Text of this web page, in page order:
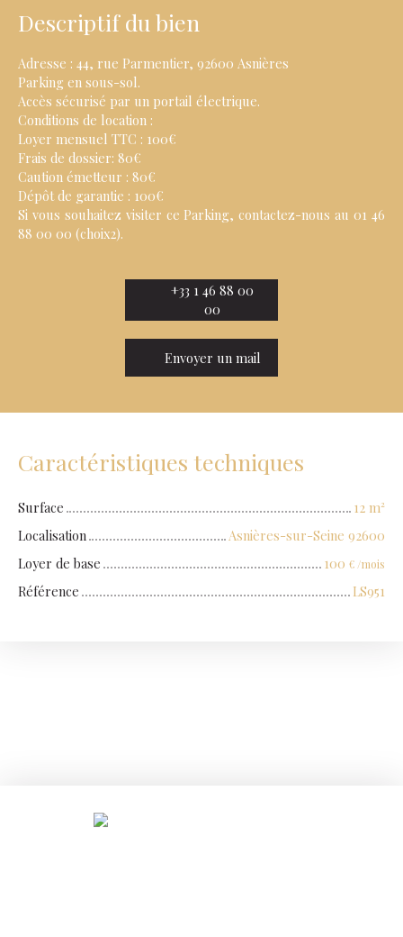
Descriptif du bien
Adresse : 44, rue Parmentier, 92600 Asnières
Parking en sous-sol.
Accès sécurisé par un portail électrique.
Conditions de location :
Loyer mensuel TTC : 100€
Frais de dossier: 80€
Caution émetteur : 80€
Dépôt de garantie : 100€
Si vous souhaitez visiter ce Parking, contactez-nous au 01 46
88 00 00 (choix2).
+33 1 46 88 00
00
Envoyer un mail
Caractéristiques techniques
Surface 12 m²
Localisation
Asnières-sur-Seine 92600
Loyer de base
100 € /mois
Référence LS951